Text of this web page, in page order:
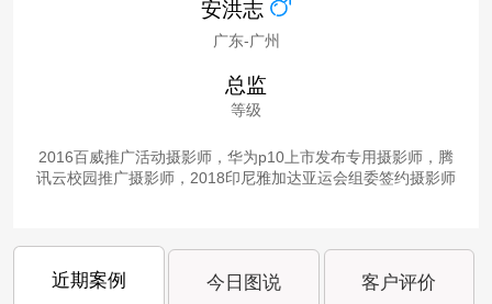
安洪志
广东-广州
总监
等级
2016百威推广活动摄影师，华为p10上市发布专用摄影师，腾
讯云校园推广摄影师，2018印尼雅加达亚运会组委签约摄影师
近期案例 今日图说 客户评价